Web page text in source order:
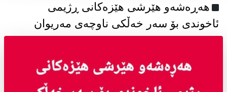
هەڕەشەو هێرشی هێزەکانی ڕژیمی
ئاخوندی بۆ سەر خەڵکی ناوچەی مەریوان